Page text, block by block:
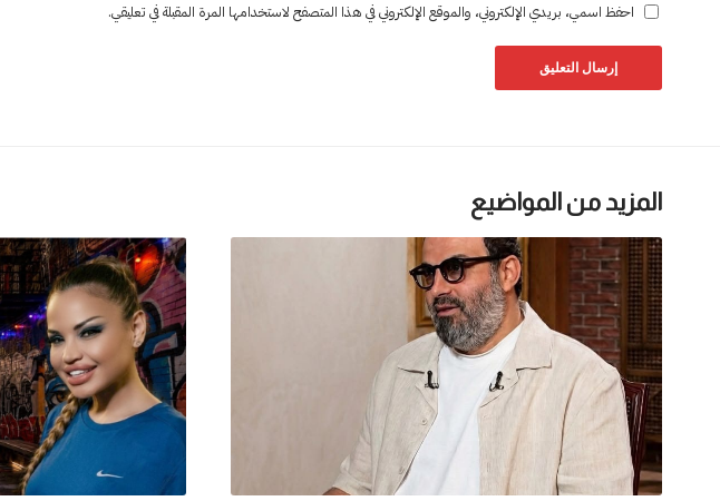
احفظ اسمي، بريدي الإلكتروني، والموقع الإلكتروني في هذا المتصفح لاستخدامها المرة المقبلة في تعليقي.
المزيد من المواضيع